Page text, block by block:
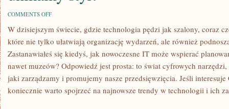
COMMENTS OFFON
W
MODY:
JAK
ODNALEŹĆ
SWÓJ
UNIKALNY
STYL!
W dzisiejszym świecie, gdzie technologia pędzi jak szalony, coraz
które nie tylko ułatwiają organizację wydarzeń, ale również
Zastanawiałeś się kiedyś, jak nowoczesne IT może wspierać
nawet muzeów? Odpowiedź jest prosta: to świat cyfrowych
jaki zarządzamy i promujemy nasze przedsięwzięcia. Jeśli
koniecznie warto spojrzeć na najnowsze trendy w technologii i ich